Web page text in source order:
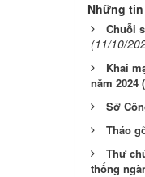
Những
Chuỗi
(11/10/
Khai
năm 2024
Sở
Tháo
Thư
thống